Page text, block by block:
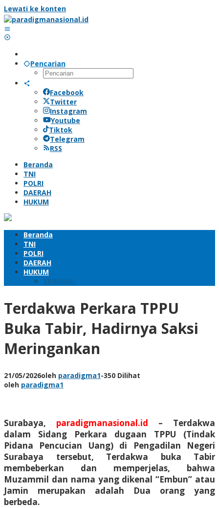
Lewati ke konten
Pencarian
Facebook
Twitter
Instagram
Youtube
Tiktok
Telegram
RSS
Beranda
TNI
POLRI
DAERAH
HUKUM
Beranda
TNI
POLRI
DAERAH
HUKUM
KRIMINAL
Terdakwa Perkara TPPU
Buka Tabir, Hadirnya Saksi
Meringankan
21/05/2026oleh paradigma1-350 Dilihat
oleh paradigma1
Surabaya, paradigmanasional.id – Terdakwa
dalam Sidang Perkara dugaan TPPU (Tindak
Pidana Pencucian Uang) di Pengadilan Negeri
Surabaya tersebut, Terdakwa buka Tabir
membeberkan dan memperjelas, bahwa
Muzammil dan nama yang dikenal “Embun” atau
Jamin merupakan adalah Dua orang yang
berbeda.